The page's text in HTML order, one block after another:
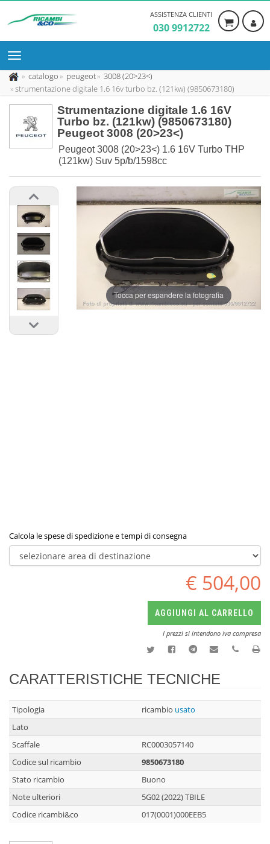
ASSISTENZA CLIENTI
030 9912722
catalogo peugeot
3008 (20>23<)
strumentazione digitale 1.6 16v turbo bz. (121kw) (9850673180)
Strumentazione digitale 1.6 16V
Turbo bz. (121kw) (9850673180)
Peugeot 3008 (20>23<)
Peugeot 3008 (20>23<) 1.6 16V Turbo THP
(121kw) Suv 5p/b/1598cc
Tocca per espandere la fotografia
Calcola le spese di spedizione e tempi di consegna
€ 504,00
AGGIUNGI AL CARRELLO
I prezzi si intendono iva compresa
CARATTERISTICHE TECNICHE
Tipologia ricambio usato
Lato
Scaffale
RC0003057140
Codice sul ricambio
9850673180
Stato ricambio
Buono
Note ulteriori
5G02 (2022) TBILE
Codice ricambi&co
017(0001)000EEB5